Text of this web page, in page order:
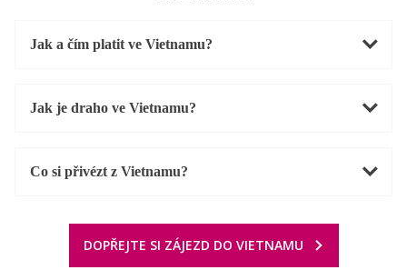
Jak a čím platit ve Vietnamu?
Jak je draho ve Vietnamu?
Co si přivézt z Vietnamu?
DOPŘEJTE SI ZÁJEZD DO VIETNAMU